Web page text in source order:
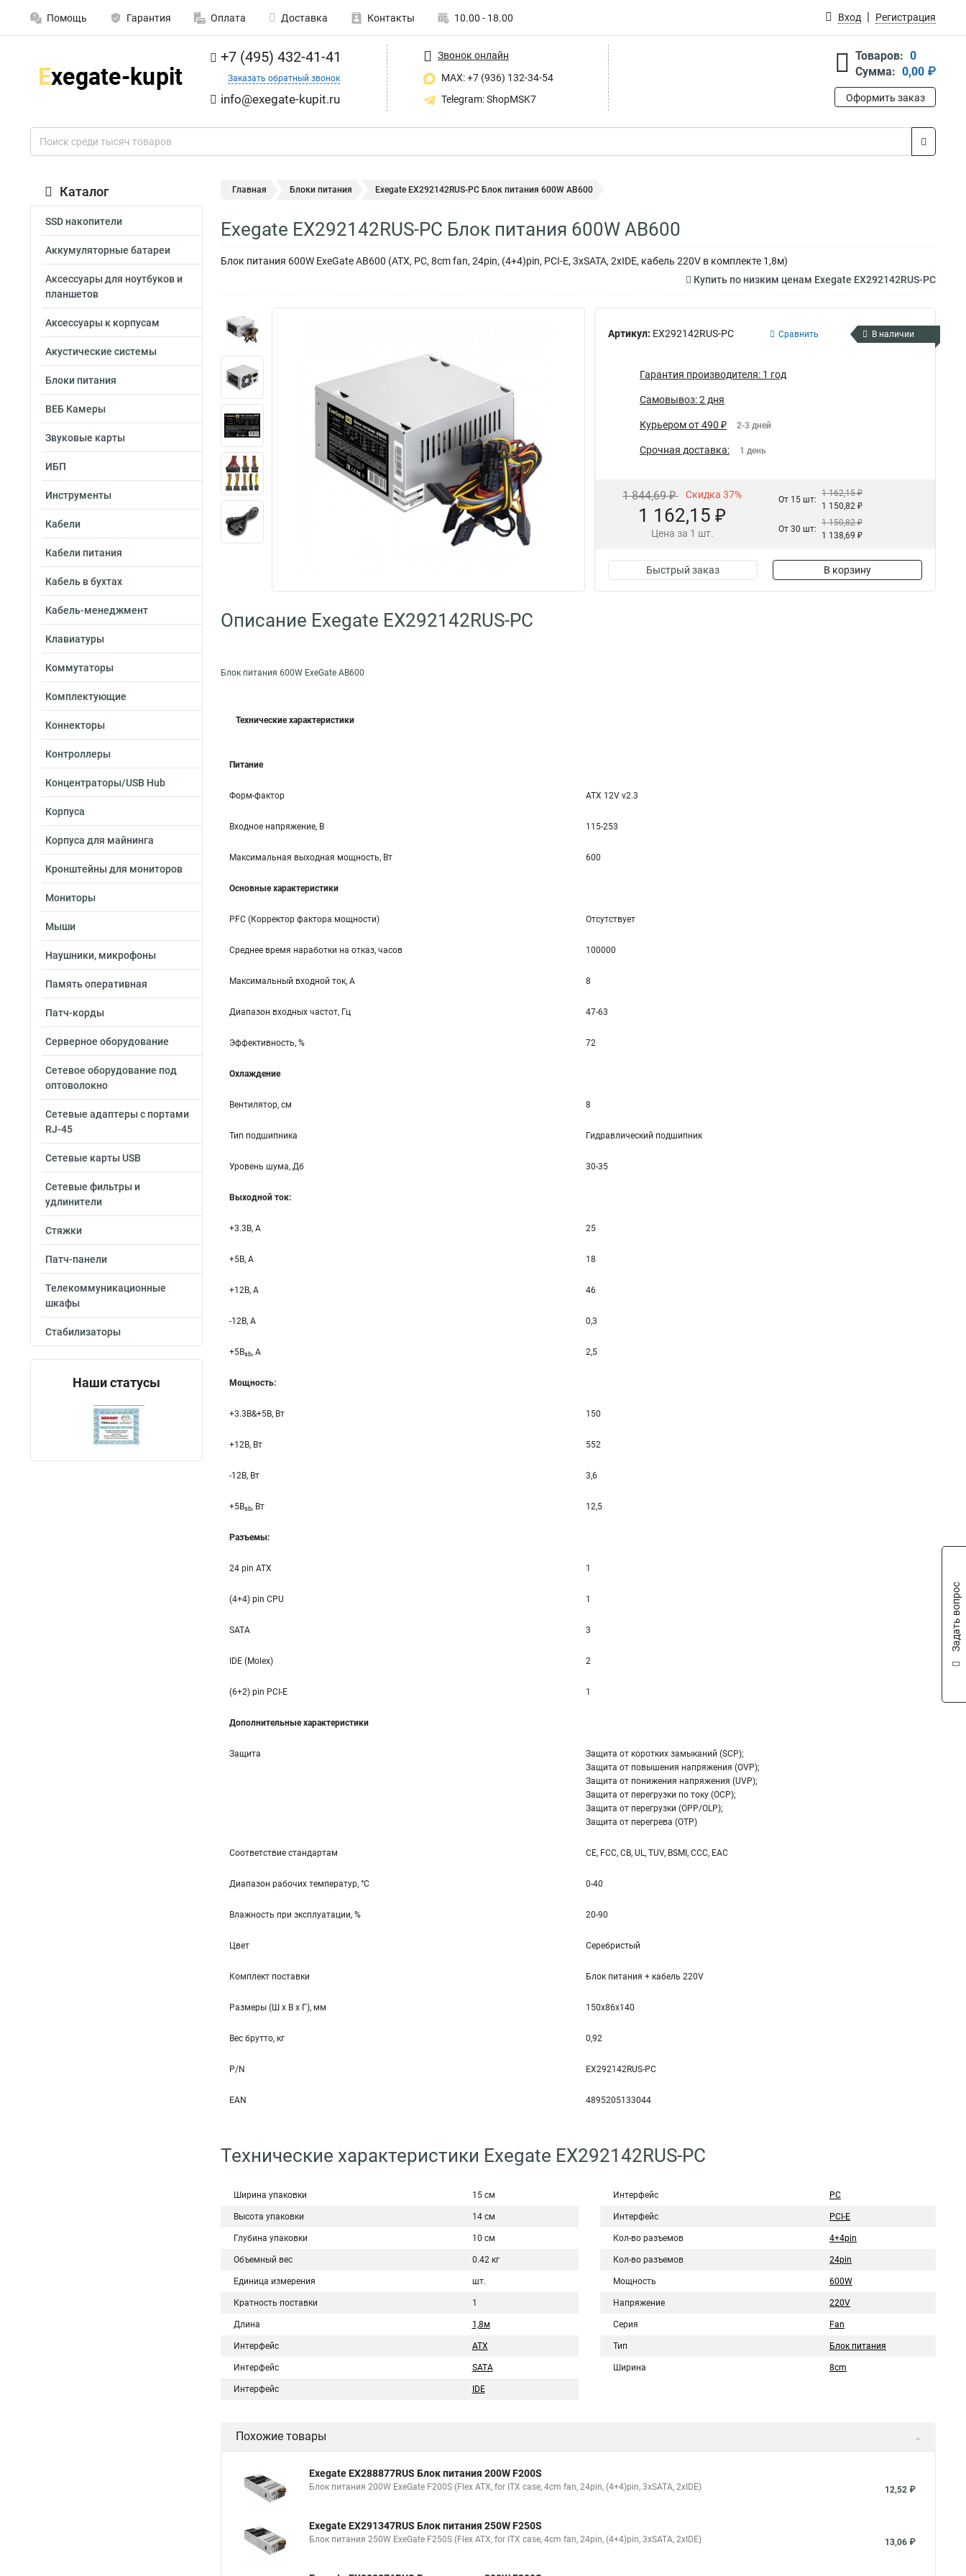
Помощь Гарантия Оплата Доставка Контакты 10.00 - 18.00 Вход Регистрация
+7 (495) 432-41-41
Заказать обратный звонок
info@exegate-kupit.ru
Звонок онлайн
MAX: +7 (936) 132-34-54
Telegram: ShopMSK7
Товаров: 0
Сумма: 0,00 ₽
Оформить заказ
Каталог
SSD накопители
Аккумуляторные батареи
Аксессуары для ноутбуков и
планшетов
Аксессуары к корпусам
Акустические системы
Блоки питания
ВЕБ Камеры
Звуковые карты
ИБП
Инструменты
Кабели
Кабели питания
Кабель в бухтах
Кабель-менеджмент
Клавиатуры
Коммутаторы
Комплектующие
Коннекторы
Контроллеры
Концентраторы/USB Hub
Корпуса
Корпуса для майнинга
Кронштейны для мониторов
Мониторы
Мыши
Наушники, микрофоны
Память оперативная
Патч-корды
Серверное оборудование
Сетевое оборудование под
оптоволокно
Сетевые адаптеры с портами
RJ-45
Сетевые карты USB
Сетевые фильтры и
удлинители
Стяжки
Патч-панели
Телекоммуникационные
шкафы
Стабилизаторы
Наши статусы
Главная Блоки питания Exegate EX292142RUS-PC Блок питания 600W AB600
Exegate EX292142RUS-PC Блок питания 600W AB600
Блок питания 600W ExeGate AB600 (ATX, PC, 8cm fan, 24pin, (4+4)pin, PCI-E, 3xSATA, 2xIDE, кабель 220V в комплекте 1,8м)
Купить по низким ценам Exegate EX292142RUS-PC
Артикул: EX292142RUS-PC Сравнить В наличии
Гарантия производителя: 1 год
Самовывоз: 2 дня
Курьером от 490 ₽ 2-3 дней
Срочная доставка: 1 день
1 844,69 ₽ Скидка 37%
1 162,15 ₽
Цена за 1 шт.
От 15 шт:
1 162,15 ₽
1 150,82 ₽
От 30 шт:
1 150,82 ₽
1 138,69 ₽
Быстрый заказ В корзину
Описание Exegate EX292142RUS-PC
Блок питания 600W ExeGate AB600
Технические характеристики
Питание
Форм-фактор ATX 12V v2.3
Входное напряжение, В 115-253
Максимальная выходная мощность, Вт 600
Основные характеристики
PFC (Корректор фактора мощности) Отсутствует
Среднее время наработки на отказ, часов 100000
Максимальный входной ток, А 8
Диапазон входных частот, Гц 47-63
Эффективность, % 72
Охлаждение
Вентилятор, см 8
Тип подшипника Гидравлический подшипник
Уровень шума, Дб 30-35
Выходной ток:
+3.3B, А 25
+5B, А 18
+12B, A 46
-12B, A 0,3
+5Bsb, A 2,5
Мощность:
+3.3B&+5B, Вт 150
+12B, Вт 552
-12B, Вт 3,6
+5Bsb, Вт 12,5
Разъемы:
24 pin ATX 1
(4+4) pin CPU 1
SATA 3
IDE (Molex) 2
(6+2) pin PCI-E 1
Дополнительные характеристики
Защита
Защита от коротких замыканий (SCP);
Защита от повышения напряжения (OVP);
Защита от понижения напряжения (UVP);
Защита от перегрузки по току (OCP);
Защита от перегрузки (OPP/OLP);
Защита от перегрева (OTP)
Соответствие стандартам CE, FCC, CB, UL, TUV, BSMI, CCC, EAC
Диапазон рабочих температур, °С 0-40
Влажность при эксплуатации, % 20-90
Цвет Серебристый
Комплект поставки Блок питания + кабель 220V
Размеры (Ш x В x Г), мм 150x86x140
Вес брутто, кг 0,92
P/N EX292142RUS-PC
EAN 4895205133044
Технические характеристики Exegate EX292142RUS-PC
Ширина упаковки 15 см
Высота упаковки 14 см
Глубина упаковки 10 см
Объемный вес 0.42 кг
Единица измерения шт.
Кратность поставки 1
Длина 1,8м
Интерфейс ATX
Интерфейс SATA
Интерфейс IDE
Интерфейс PC
Интерфейс PCI-E
Кол-во разъемов 4+4pin
Кол-во разъемов 24pin
Мощность 600W
Напряжение 220V
Серия Fan
Тип Блок питания
Ширина 8cm
Похожие товары
Exegate EX288877RUS Блок питания 200W F200S
Блок питания 200W ExeGate F200S (Flex ATX, for ITX case, 4cm fan, 24pin, (4+4)pin, 3xSATA, 2xIDE) 12,52 ₽
Exegate EX291347RUS Блок питания 250W F250S
Блок питания 250W ExeGate F250S (Flex ATX, for ITX case, 4cm fan, 24pin, (4+4)pin, 3xSATA, 2xIDE) 13,06 ₽
Задать вопрос